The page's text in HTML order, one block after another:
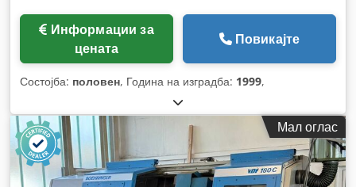
цената
Повикајте
Состојба: половен, Година на изградба: 1999,
Мал оглас